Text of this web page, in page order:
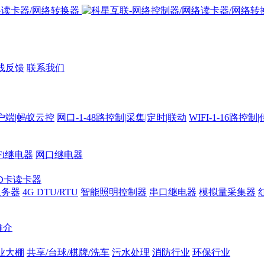
反馈 联系我们
端|蚂蚁云控 网口-1-48路控制|采集|定时|联动 WIFI-1-16路控制|
继电器 网口继电器
卡读卡器
器 4G DTU/RTU 智能照明控制器 串口继电器 模拟量采集器
介
大棚 共享/台球/棋牌/洗车 污水处理 消防行业 环保行业